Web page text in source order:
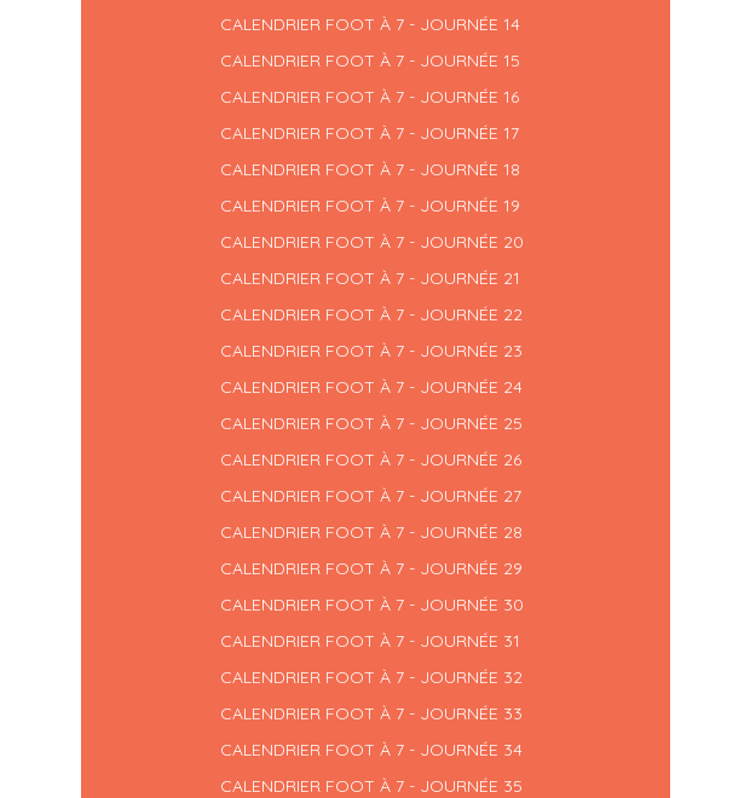
CALENDRIER FOOT À 7 - JOURNÉE 14
CALENDRIER FOOT À 7 - JOURNÉE 15
CALENDRIER FOOT À 7 - JOURNÉE 16
CALENDRIER FOOT À 7 - JOURNÉE 17
CALENDRIER FOOT À 7 - JOURNÉE 18
CALENDRIER FOOT À 7 - JOURNÉE 19
CALENDRIER FOOT À 7 - JOURNÉE 20
CALENDRIER FOOT À 7 - JOURNÉE 21
CALENDRIER FOOT À 7 - JOURNÉE 22
CALENDRIER FOOT À 7 - JOURNÉE 23
CALENDRIER FOOT À 7 - JOURNÉE 24
CALENDRIER FOOT À 7 - JOURNÉE 25
CALENDRIER FOOT À 7 - JOURNÉE 26
CALENDRIER FOOT À 7 - JOURNÉE 27
CALENDRIER FOOT À 7 - JOURNÉE 28
CALENDRIER FOOT À 7 - JOURNÉE 29
CALENDRIER FOOT À 7 - JOURNÉE 30
CALENDRIER FOOT À 7 - JOURNÉE 31
CALENDRIER FOOT À 7 - JOURNÉE 32
CALENDRIER FOOT À 7 - JOURNÉE 33
CALENDRIER FOOT À 7 - JOURNÉE 34
CALENDRIER FOOT À 7 - JOURNÉE 35